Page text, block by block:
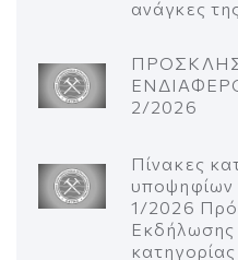
ανάγκες
2/2026
Πίνακες
υποψηφίων
1/2026
Εκδήλωσης